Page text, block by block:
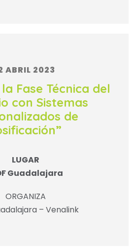
ABRIL 2023
Fase Técnica del
con Sistemas
de
LUGAR
Guadalajara
ORGANIZA
– Venalink